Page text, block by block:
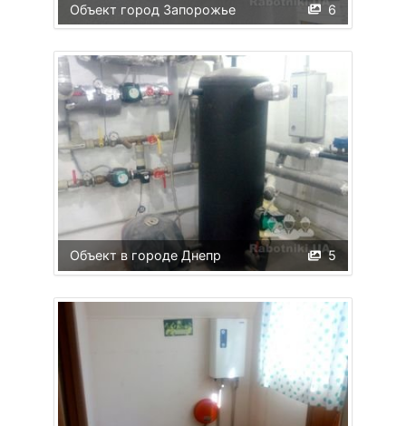
6
Объект город Запорожье
5
Объект в городе Днепр